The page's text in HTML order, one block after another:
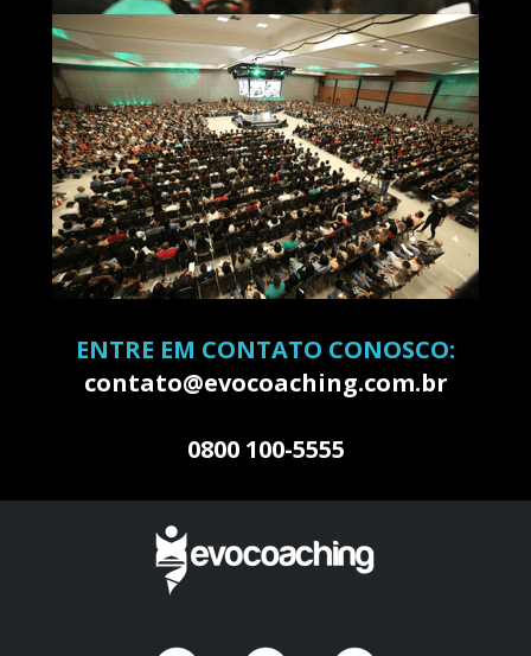
ENTRE EM CONTATO CONOSCO:
contato@evocoaching.com.br
0800 100-5555